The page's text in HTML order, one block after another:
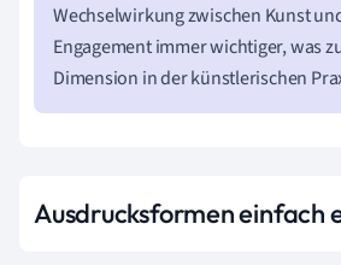
Wechselwirkung zwischen Kunst
Engagement immer wichtiger, was
Dimension in der künstlerischen
Ausdrucksformen einfach